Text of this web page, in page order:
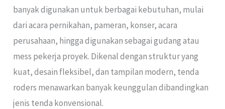
banyak digunakan untuk berbagai kebutuhan, mulai
dari acara pernikahan, pameran, konser, acara
perusahaan, hingga digunakan sebagai gudang atau
mess pekerja proyek. Dikenal dengan struktur yang
kuat, desain fleksibel, dan tampilan modern, tenda
roders menawarkan banyak keunggulan dibandingkan
jenis tenda konvensional.